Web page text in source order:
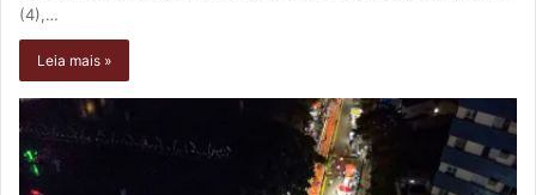
(4),…
Leia mais »